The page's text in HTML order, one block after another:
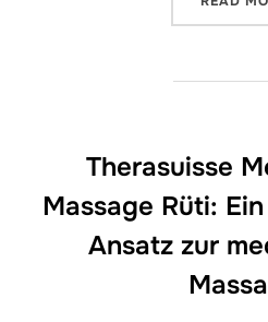
Therasuisse
Massage Rüti:
Ansatz zur